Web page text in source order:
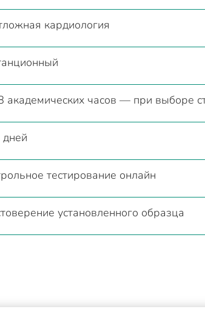
кардиология
академических часов — при выборе
тестирование онлайн
установленного образца